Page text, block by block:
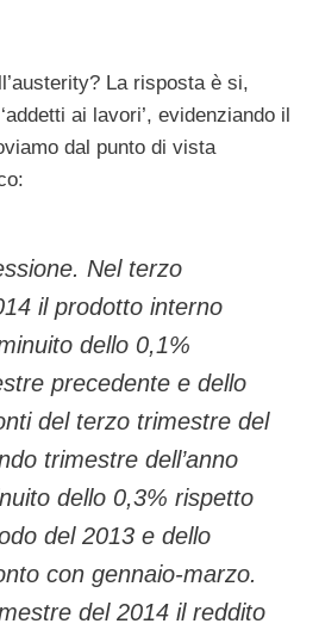
La risposta è si,
ai lavori’, evidenziando il
dal punto di vista
Nel terzo
il prodotto interno
dello 0,1%
precedente e dello
del terzo trimestre del
trimestre dell’anno
dello 0,3% rispetto
del 2013 e dello
con gennaio-marzo.
del 2014 il reddito